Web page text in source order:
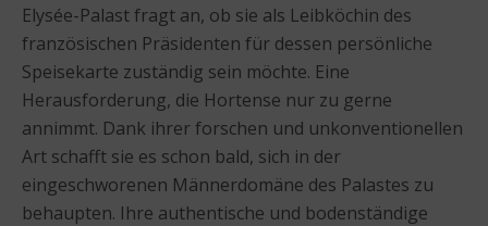
Elysée-Palast fragt an, ob sie als Leibköchin des
französischen Präsidenten für dessen persönliche
Speisekarte zuständig sein möchte. Eine
Herausforderung, die Hortense nur zu gerne
annimmt. Dank ihrer forschen und unkonventionellen
Art schafft sie es schon bald, sich in der
eingeschworenen Männerdomäne des Palastes zu
behaupten. Ihre authentische und bodenständige